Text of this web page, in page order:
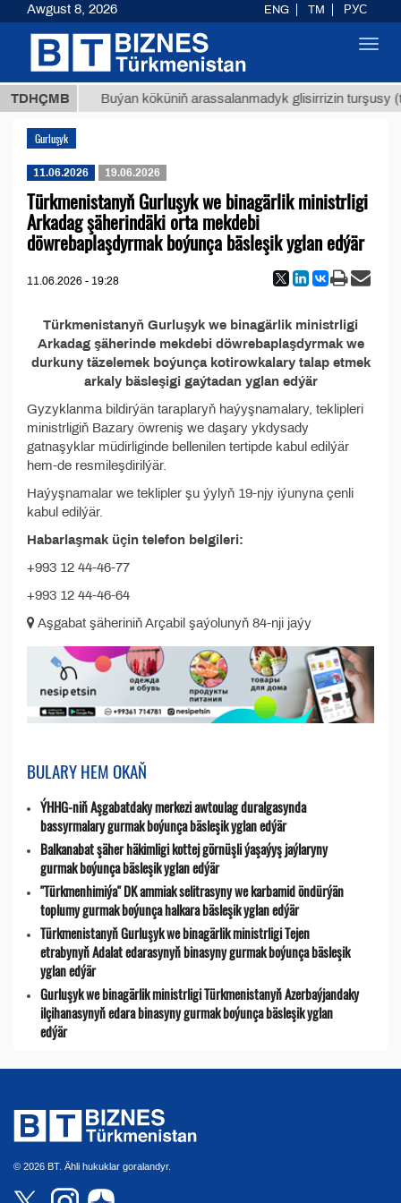
TDHÇMB
ТМТ Buýan köküniň arassalanmadyk glisirrizin turşusy
Gurluşyk
11.06.2026 19.06.2026
Türkmenistanyň Gurluşyk we binagärlik ministrligi
Arkadag şäherindäki orta mekdebi
döwrebaplaşdyrmak boýunça bäsleşik yglan edýär
11.06.2026 - 19:28
Türkmenistanyň Gurluşyk we binagärlik ministrligi
Arkadag şäherinde mekdebi döwrebaplaşdyrmak we
durkuny täzelemek boýunça kotirowkalary talap etmek
arkaly bäsleşigi gaýtadan yglan edýär
Gyzyklanma bildirýän taraplaryň haýyşnamalary, teklipleri
ministrligiň Bazary öwreniş we daşary ykdysady
gatnaşyklar müdirliginde bellenilen tertipde kabul edilýär
hem-de resmileşdirilýär.
Haýyşnamalar we teklipler şu ýylyň 19-njy iýunyna çenli
kabul edilýär.
Habarlaşmak üçin telefon belgileri:
+993 12 44-46-77
+993 12 44-46-64
Aşgabat şäheriniň Arçabil şaýolunyň 84-nji jaýy
BULARY HEM OKAŇ
ÝHHG-niň Aşgabatdaky merkezi awtoulag duralgasynda
bassyrmalary gurmak boýunça bäsleşik yglan edýär
Balkanabat şäher häkimligi kottej görnüşli ýaşaýyş jaýlaryny
gurmak boýunça bäsleşik yglan edýär
"Türkmenhimiýa" DK ammiak selitrasyny we karbamid öndürýän
toplumy gurmak boýunça halkara bäsleşik yglan edýär
Türkmenistanyň Gurluşyk we binagärlik ministrligi Tejen
etrabynyň Adalat edarasynyň binasyny gurmak boýunça bäsleşik
yglan edýär
Gurluşyk we binagärlik ministrligi Türkmenistanyň Azerbaýjandaky
ilçihanasynyň edara binasyny gurmak boýunça bäsleşik yglan
edýär
© 2026 BT. Ähli hukuklar goralandyr.
Awgust 8, 2026 ENG TM РУС